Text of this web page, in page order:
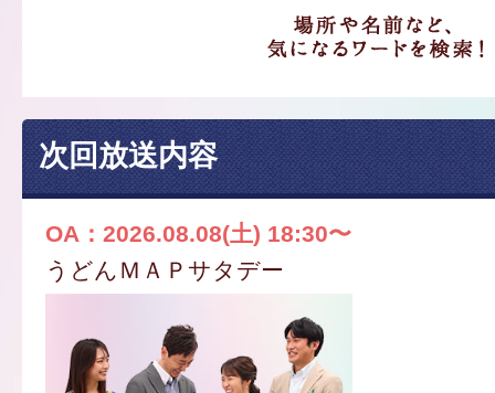
次回放送内容
OA：2026.08.08(土) 18:30〜
うどんＭＡＰサタデー